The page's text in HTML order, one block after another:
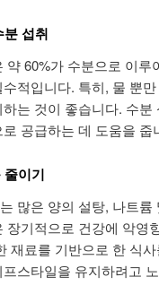
섭취
약 60%가 수분으로 이
적입니다. 특히, 물 뿐
는 것이 좋습니다. 수
공급하는 데 도움을 줍
줄이기
많은 양의 설탕, 나트
장기적으로 건강에 악영
재료를 기반으로 한 식
스타일을 유지하려고